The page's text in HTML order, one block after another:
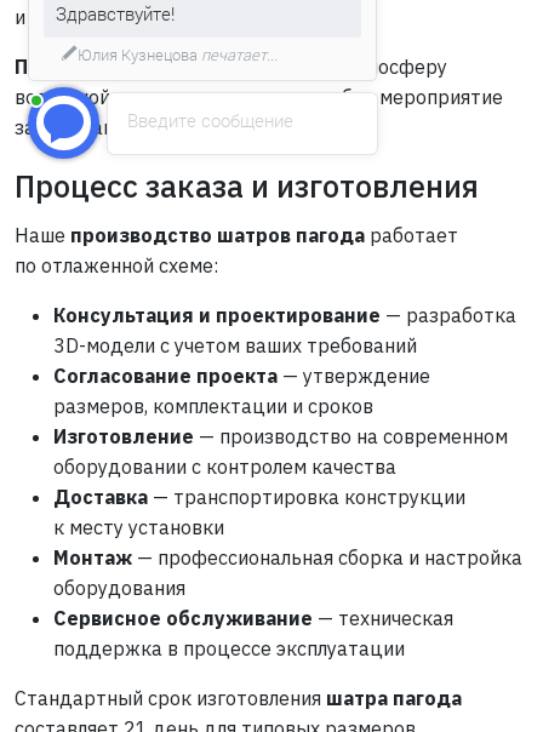
и благотворительные акции.
Пагода павильонсоздает особую атмосферу
восточной экзотики, что делает любое мероприятие
запоминающимся и уникальным.
Процесс заказа и изготовления
Наше производство шатров пагода работает
по отлаженной схеме:
Консультация и проектирование — разработка
3D-модели с учетом ваших требований
Согласование проекта — утверждение
размеров, комплектации и сроков
Изготовление — производство на современном
оборудовании с контролем качества
Доставка — транспортировка конструкции
к месту установки
Монтаж — профессиональная сборка и настройка
оборудования
Сервисное обслуживание — техническая
поддержка в процессе эксплуатации
Стандартный срок изготовления шатра пагода
Введите сообщение
Здравствуйте!
Юлия Кузнецова печатает...